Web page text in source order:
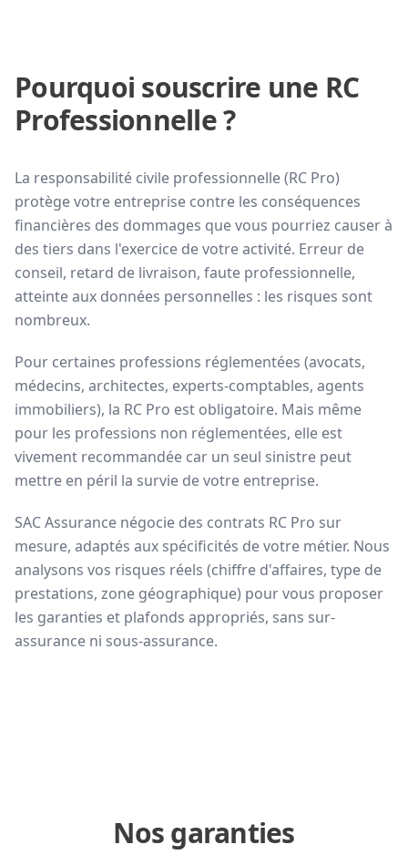
Pourquoi souscrire une RC
Professionnelle ?
La responsabilité civile professionnelle (RC Pro)
protège votre entreprise contre les conséquences
financières des dommages que vous pourriez causer à
des tiers dans l'exercice de votre activité. Erreur de
conseil, retard de livraison, faute professionnelle,
atteinte aux données personnelles : les risques sont
nombreux.
Pour certaines professions réglementées (avocats,
médecins, architectes, experts-comptables, agents
immobiliers), la RC Pro est obligatoire. Mais même
pour les professions non réglementées, elle est
vivement recommandée car un seul sinistre peut
mettre en péril la survie de votre entreprise.
SAC Assurance négocie des contrats RC Pro sur
mesure, adaptés aux spécificités de votre métier. Nous
analysons vos risques réels (chiffre d'affaires, type de
prestations, zone géographique) pour vous proposer
les garanties et plafonds appropriés, sans sur-
assurance ni sous-assurance.
Nos garanties